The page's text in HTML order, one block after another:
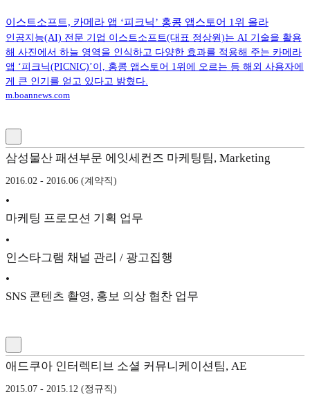
이스트소프트, 카메라 앱 ‘피크닉’ 홍콩 앱스토어 1위 올라
인공지능(AI) 전문 기업 이스트소프트(대표 정상원)는 AI 기술을 활용
해 사진에서 하늘 영역을 인식하고 다양한 효과를 적용해 주는 카메라
앱 ‘피크닉(PICNIC)’이, 홍콩 앱스토어 1위에 오르는 등 해외 사용자에
게 큰 인기를 얻고 있다고 밝혔다.
m.boannews.com
삼성물산 패션부문 에잇세컨즈 마케팅팀, Marketing
2016.02 - 2016.06 (계약직)
•
마케팅 프로모션 기획 업무
•
인스타그램 채널 관리 / 광고집행
•
SNS 콘텐츠 촬영, 홍보 의상 협찬 업무
애드쿠아 인터렉티브 소셜 커뮤니케이션팀, AE
2015.07 - 2015.12 (정규직)